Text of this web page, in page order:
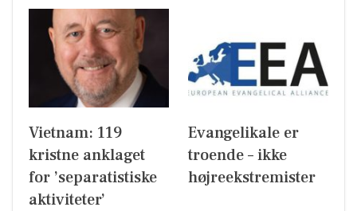
Vietnam: 119
kristne anklaget
for ’separatistiske
aktiviteter’
Evangelikale er
troende – ikke
højreekstremister